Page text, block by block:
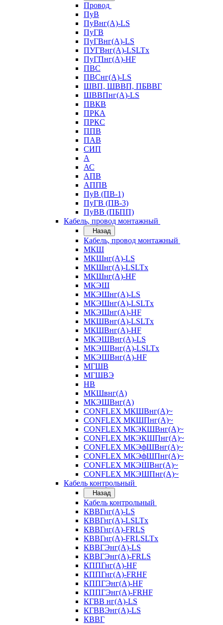
Провод
ПуВ
ПуВнг(А)-LS
ПуГВ
ПуГВнг(А)-LS
ПУГВнг(А)-LSLTx
ПуГПнг(А)-HF
ПВС
ПВСнг(А)-LS
ШВП, ШВВП, ПБВВГ
ШВВПнг(А)-LS
ПВКВ
ПРКА
ПРКС
ППВ
ПАВ
СИП
А
АС
АПВ
АППВ
ПуВ (ПВ-1)
ПуГВ (ПВ-3)
ПуВВ (ПБПП)
Кабель, провод монтажный
Назад
Кабель, провод монтажный
МКШ
МКШнг(А)-LS
МКШнг(А)-LSLTx
МКШнг(А)-HF
МКЭШ
МКЭШнг(А)-LS
МКЭШнг(А)-LSLTx
МКЭШнг(А)-HF
МКШВнг(A)-LSLTx
МКШВнг(А)-HF
МКЭШВнг(А)-LS
МКЭШВнг(A)-LSLTx
МКЭШВнг(А)-HF
МГШВ
МГШВЭ
НВ
МКШвнг(А)
МКЭШВнг(А)
CONFLEX МКШВнг(А)~
CONFLEX МКШПнг(А)~
CONFLEX МКЭКШВнг(А)~
CONFLEX МКЭКШПнг(А)~
CONFLEX МКЭфШВнг(А)~
CONFLEX МКЭфШПнг(А)~
CONFLEX МКЭШВнг(А)~
CONFLEX МКЭШПнг(А)~
Кабель контрольный
Назад
Кабель контрольный
КВВГнг(А)-LS
КВВГнг(А)-LSLTx
КВВГнг(А)-FRLS
КВВГнг(А)-FRLSLTx
КВВГЭнг(А)-LS
КВВГЭнг(А)-FRLS
КППГнг(А)-HF
КППГнг(А)-FRHF
КППГЭнг(А)-HF
КППГЭнг(А)-FRHF
КГВВ нг(А)-LS
КГВВЭнг(А)-LS
КВВГ